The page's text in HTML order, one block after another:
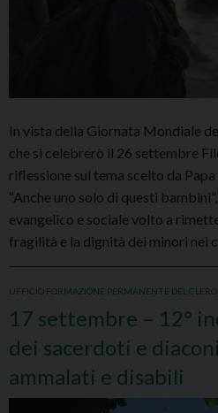
In vista della Giornata Mondiale
che si celebrerò il 26 settembre
riflessione sul tema scelto da Papa
“Anche uno solo di questi
evangelico e sociale volto a
fragilità e la dignità dei minori nei
UFFICIO FORMAZIONE PERMANENTE DEL CLERO
17 settembre – 12°
dei sacerdoti e
ammalati e disabili